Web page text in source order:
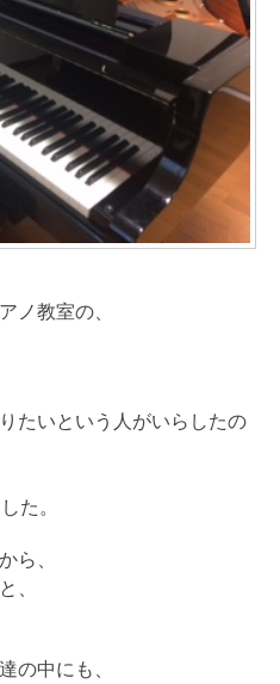
ノ教室の、
たいという人がいらしたの
た。
ら、
、
の中にも、